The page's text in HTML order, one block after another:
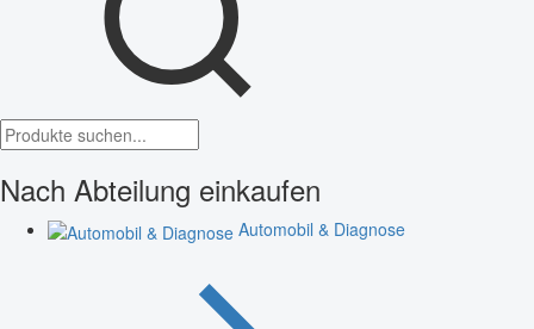
Nach Abteilung einkaufen
Automobil & Diagnose